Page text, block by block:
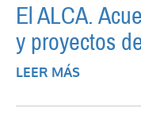
El ALCA.
y proyectos
LEER MÁS